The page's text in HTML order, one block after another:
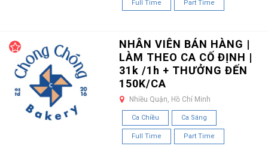
Full Time Part Time
NHÂN VIÊN BÁN HÀNG |
LÀM THEO CA CỐ ĐỊNH |
31k /1h + THƯỞNG ĐẾN
150K/CA
Nhiều Quận, Hồ Chí Minh
Ca Chiều Ca Sáng
Full Time Part Time